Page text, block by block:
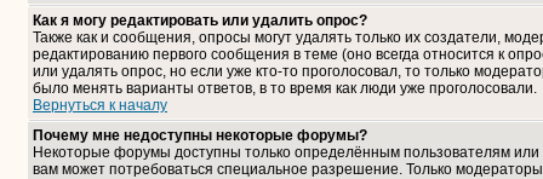
Как я могу редактировать или удалить опрос?
Также как и сообщения, опросы могут удалять только их создатели,
редактированию первого сообщения в теме (оно всегда относится к
или удалять опрос, но если уже кто-то проголосовал, то только
было менять варианты ответов, в то время как люди уже проголосовали.
Вернуться к началу
Почему мне недоступны некоторые форумы?
Некоторые форумы доступны только определённым пользователям
вам может потребоваться специальное разрешение. Только